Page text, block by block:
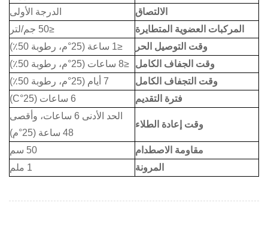
الالتصاق
الدرجة الأولى
المركبات العضوية المتطايرة
≤50 جم/لتر
وقت التوصيل الحر
≤1 ساعة (25°م، رطوبة 50٪)
وقت الجفاف الكامل
≤8 ساعات (25°م، رطوبة 50٪)
وقت التجفاف الكامل
7 أيام (25°م، رطوبة 50٪)
فترة التقديم
6 ساعات (25°C)
وقت إعادة الطلاء
الحد الأدنى 6 ساعات، وأقصى
48 ساعة (25°م)
مقاومة الاصطدام
50 سم
المرونة
1 ملم